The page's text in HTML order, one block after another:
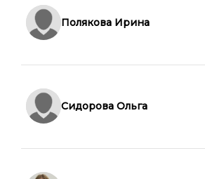
Полякова Ирина
Сидорова Ольга